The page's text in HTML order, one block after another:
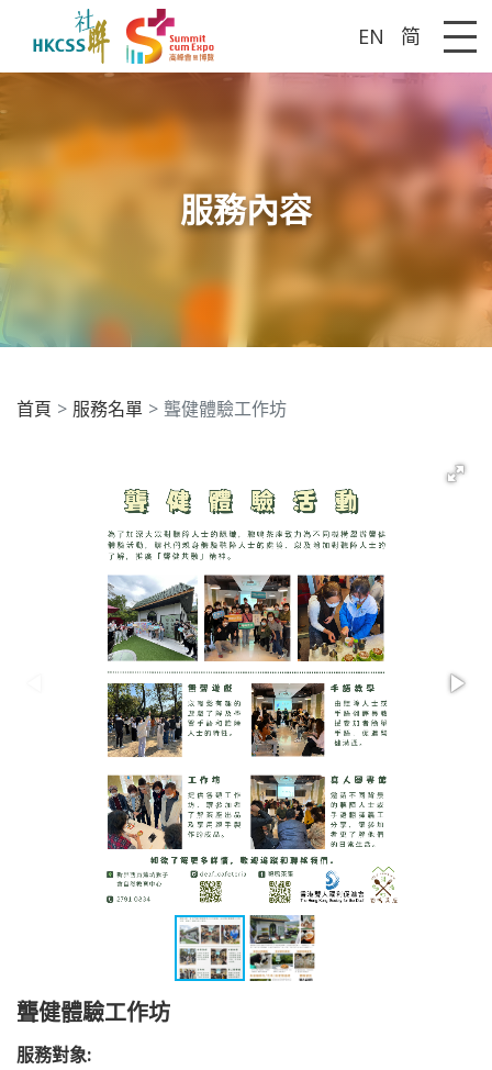
EN 简
服務內容
首頁 服務名單 聾健體驗工作坊
聾健體驗工作坊
服務對象: